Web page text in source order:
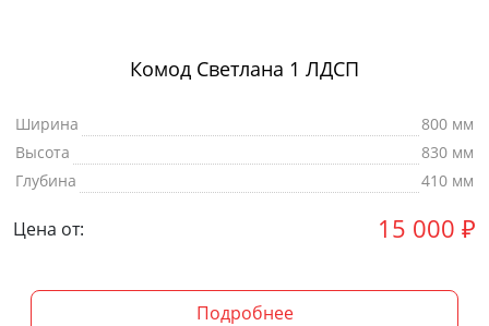
Комод Светлана 1 ЛДСП
Ширина
800 мм
Высота
830 мм
Глубина
410 мм
Цена от: 15 000 ₽
Подробнее